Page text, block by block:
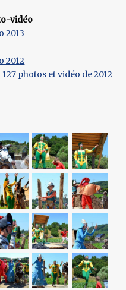
vidéo
2013
2012
photos et vidéo de 2012